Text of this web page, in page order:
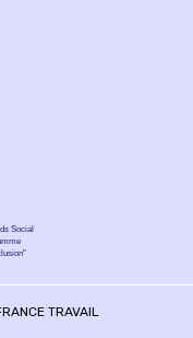
Social
TRAVAIL